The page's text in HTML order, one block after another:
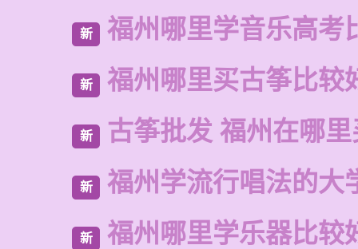
新 福州哪里学音乐高考
新 福州哪里买古筝比较
新 古筝批发 福州在哪
新 福州学流行唱法的大
新 福州哪里学乐器比较